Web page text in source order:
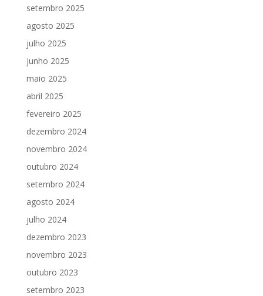
setembro 2025
agosto 2025
julho 2025
junho 2025
maio 2025
abril 2025
fevereiro 2025
dezembro 2024
novembro 2024
outubro 2024
setembro 2024
agosto 2024
julho 2024
dezembro 2023
novembro 2023
outubro 2023
setembro 2023